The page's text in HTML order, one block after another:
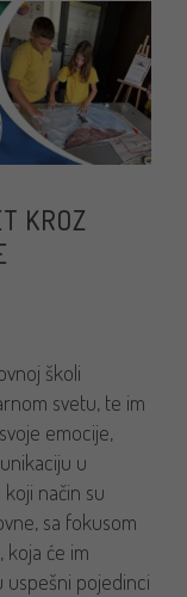
KROZ
školi
svetu, te im
emocije,
u
koji način su
sa fokusom
koja će im
uspešni pojedinci